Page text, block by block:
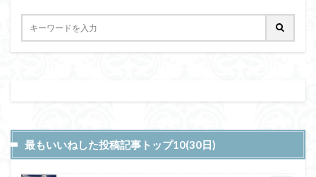
最もいいねした投稿記事トップ10(30日)